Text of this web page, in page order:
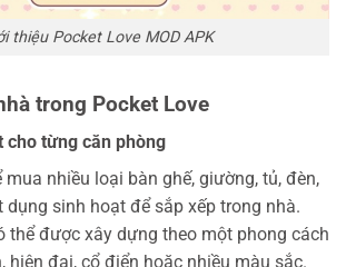
thiệu Pocket Love MOD APK
trong Pocket Love
cho từng căn phòng
mua nhiều loại bàn ghế, giường, tủ, đèn,
sinh hoạt để sắp xếp trong nhà.
thể được xây dựng theo một phong cách
hiện đại, cổ điển hoặc nhiều màu sắc.